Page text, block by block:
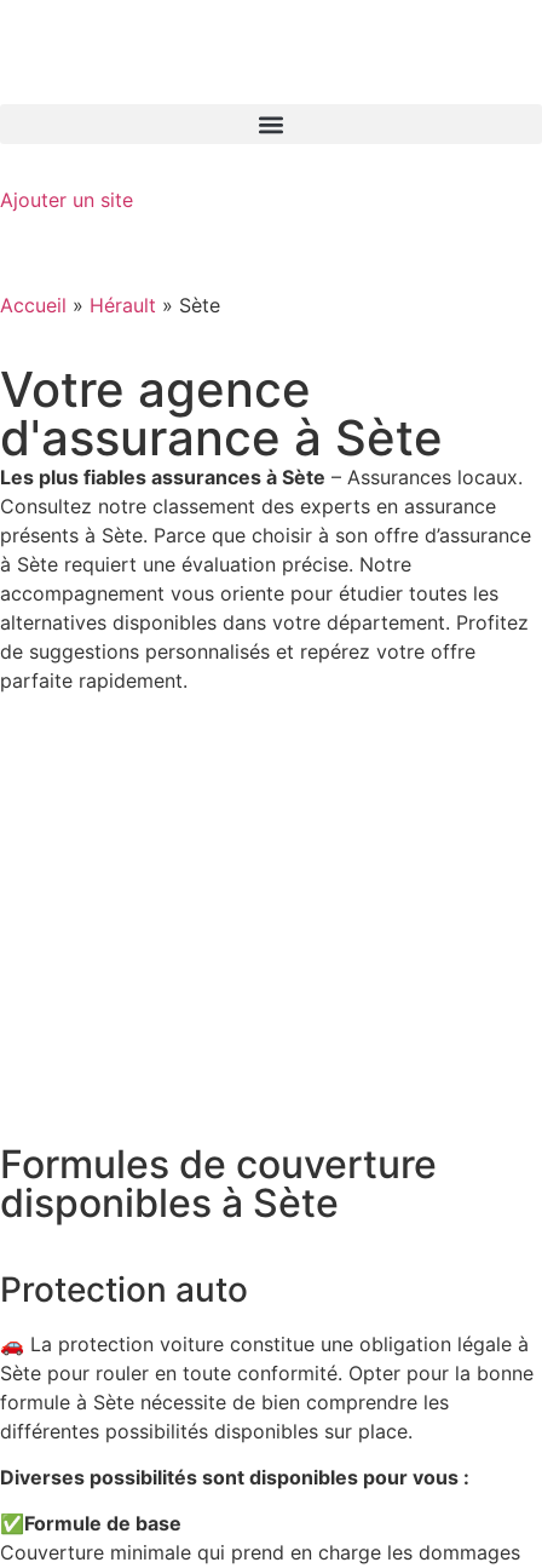
Ajouter un site
Accueil » Hérault » Sète
Votre agence
d'assurance à Sète
Les plus fiables assurances à Sète – Assurances locaux.
Consultez notre classement des experts en assurance
présents à Sète. Parce que choisir à son offre d’assurance
à Sète requiert une évaluation précise. Notre
accompagnement vous oriente pour étudier toutes les
alternatives disponibles dans votre département. Profitez
de suggestions personnalisés et repérez votre offre
parfaite rapidement.
Formules de couverture
disponibles à Sète
Protection auto
🚗 La protection voiture constitue une obligation légale à
Sète pour rouler en toute conformité. Opter pour la bonne
formule à Sète nécessite de bien comprendre les
différentes possibilités disponibles sur place.
Diverses possibilités sont disponibles pour vous :
✅ Formule de base
Couverture minimale qui prend en charge les dommages